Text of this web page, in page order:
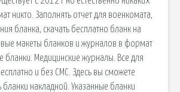
никто. Заполнять отчет для военкомата,
бланка, скачать бесплатно бланк на
макеты бланков и журналов в формат
бланки. Медицинские журналы. Все для
и без СМС. Здесь вы сможете
бланки накладной. Указанные бланки